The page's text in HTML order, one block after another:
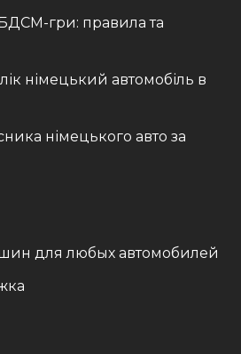
гри: правила та
німецький автомобіль в
німецького авто за
для любых автомобилей